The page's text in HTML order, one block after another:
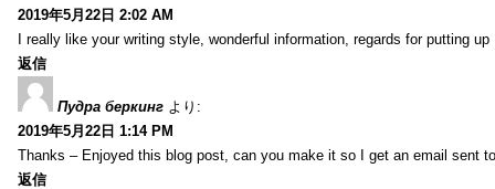
2019年5月22日 2:02 AM
I really like your writing style, wonderful information, regards for putting up
返信
Пудра беркинг より:
2019年5月22日 1:14 PM
Thanks – Enjoyed this blog post, can you make it so I get an email sent
返信